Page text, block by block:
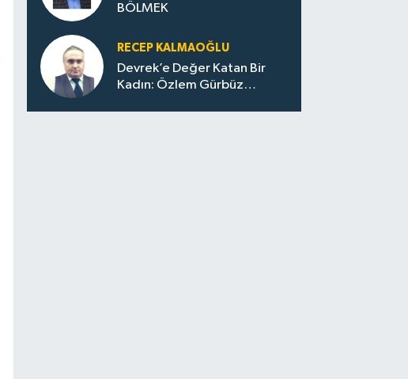
BÖLMEK
RECEP KALMAOĞLU
Devrek’e Değer Katan Bir
Kadın: Özlem Gürbüz